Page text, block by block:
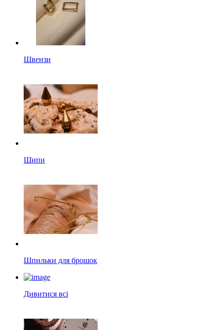
Швензи
Шипи
Шпильки для брошок
Дивитися всі